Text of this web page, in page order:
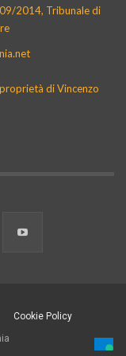
2014, Tribunale di
di Vincenzo
Cookie Policy